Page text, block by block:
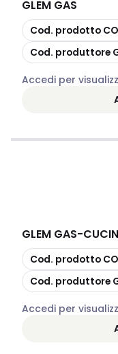
GLEM GAS
copia
Cod. prodotto
copia
Cod. produttore
Accedi per
GLEM GAS-
copia
Cod. prodotto
copia
Cod. produttore
Accedi per